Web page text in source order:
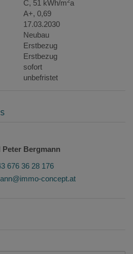
C, 51 kWh/m a
A+, 0,69
17.03.2030
Neubau
Erstbezug
Erstbezug
sofort
unbefristet
Peter Bergmann
676 36 28 176
concept.at